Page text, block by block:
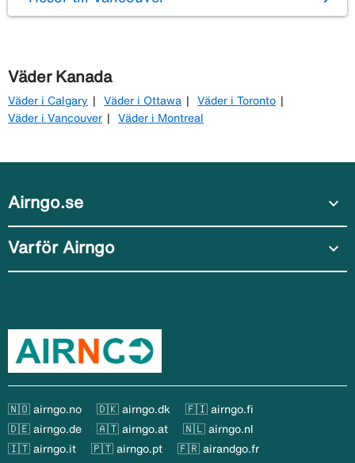
Väder Kanada
Väder i Calgary Väder i Ottawa
Väder i Toronto
Väder i Vancouver
Väder i Montreal
Airngo.se expand_more
Varför Airngo expand_more
🇳🇴 airngo.no 🇩🇰 airngo.dk
🇫🇮 airngo.fi
🇩🇪 airngo.de
🇦🇹 airngo.at
🇳🇱 airngo.nl
🇮🇹 airngo.it
🇵🇹 airngo.pt 🇫🇷 airandgo.fr